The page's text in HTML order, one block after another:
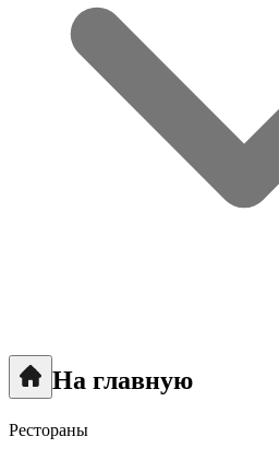
На главную
Рестораны